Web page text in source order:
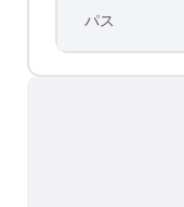
パス